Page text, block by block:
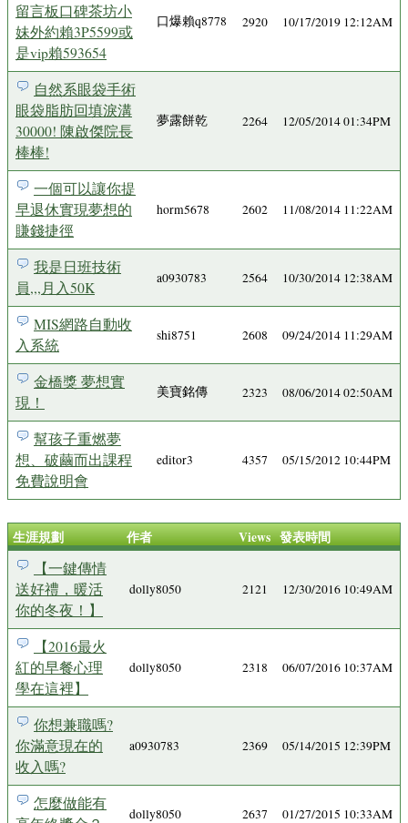
留言板口碑茶坊小
妹外約賴3P5599或
是vip賴593654
口爆賴q8778 2920 10/17/2019 12:12AM
自然系眼袋手術
眼袋脂肪回填淚溝
30000! 陳啟傑院長
棒棒!
夢露餅乾 2264 12/05/2014 01:34PM
一個可以讓你提
早退休實現夢想的
賺錢捷徑
horm5678 2602 11/08/2014 11:22AM
我是日班技術
員,,,月入50K
a0930783 2564 10/30/2014 12:38AM
MIS網路自動收
入系統
shi8751 2608 09/24/2014 11:29AM
金橋獎 夢想實
現！
美寶銘傳 2323 08/06/2014 02:50AM
幫孩子重燃夢
想、破繭而出課程
免費說明會
editor3 4357 05/15/2012 10:44PM
生涯規劃 作者 Views 發表時間
【一鍵傳情
送好禮，暖活
你的冬夜！】
dolly8050 2121 12/30/2016 10:49AM
【2016最火
紅的早餐心理
學在這裡】
dolly8050 2318 06/07/2016 10:37AM
你想兼職嗎?
你滿意現在的
收入嗎?
a0930783 2369 05/14/2015 12:39PM
怎麼做能有
dolly8050 2637 01/27/2015 10:33AM